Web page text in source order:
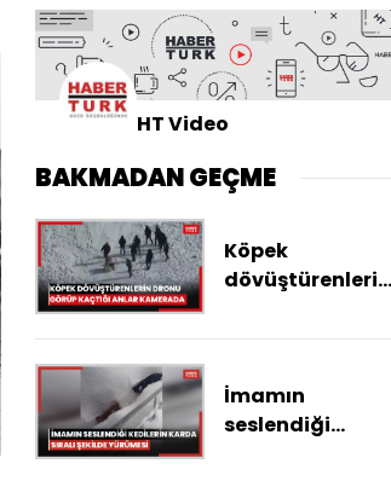
HT Video
BAKMADAN GEÇME
Köpek
dövüştürenlerin
kaçtığı anlar
İmamın
seslendiği